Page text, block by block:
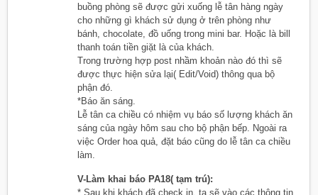
buồng phòng sẽ được gửi xuống lễ tân hàng ngày
cho những gì khách sử dụng ở trên phòng như
bánh, chocolate, đồ uống trong mini bar. Hoặc là bill
thanh toán tiền giặt là của khách.
Trong trường hợp post nhầm khoản nào đó thì sẽ
được thực hiện sửa lại( Edit/Void) thông qua bộ
phận đó.
*Báo ăn sáng.
Lễ tân ca chiều có nhiệm vụ báo số lượng khách ăn
sáng của ngày hôm sau cho bộ phận bếp. Ngoài ra
việc Order hoa quả, đặt báo cũng do lễ tân ca chiều
làm.
V-Làm khai báo PA18( tạm trú):
* Sau khi khách đã check in, ta sẽ vào các thông tin